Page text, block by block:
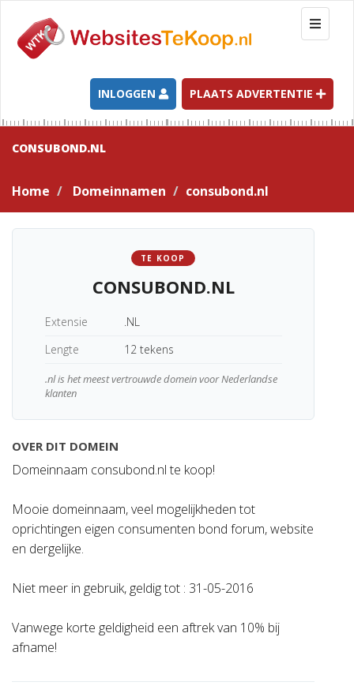
T
o
g
l
e
n
a
t
INLOGGEN PLAATS ADVERTENTIE
CONSUBOND.NL
Home Domeinnamen consubond.nl
TE KOOP
CONSUBOND.NL
Extensie
.NL
Lengte
12 tekens
.nl is het meest vertrouwde domein voor Nederlandse
klanten
OVER DIT DOMEIN
Domeinnaam consubond.nl te koop!
Mooie domeinnaam, veel mogelijkheden tot
oprichtingen eigen consumenten bond forum, website
en dergelijke.
Niet meer in gebruik, geldig tot : 31-05-2016
Vanwege korte geldigheid een aftrek van 10% bij
afname!